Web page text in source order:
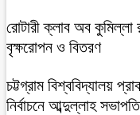
রোটারী ক্লাব অব কুমিল্লা
বৃক্ষরোপন ও বিতরণ
চট্টগ্রাম বিশ্ববিদ্যালয়
নির্বাচনে আব্দুল্লাহ